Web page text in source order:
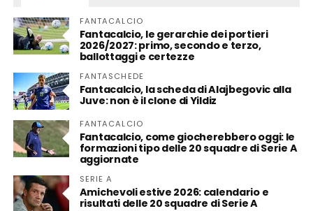
FANTACALCIO
Fantacalcio, le gerarchie dei portieri
2026/2027: primo, secondo e terzo,
ballottaggi e certezze
FANTASCHEDE
Fantacalcio, la scheda di Alajbegovic alla
Juve: non è il clone di Yildiz
FANTACALCIO
Fantacalcio, come giocherebbero oggi: le
formazioni tipo delle 20 squadre di Serie A
aggiornate
SERIE A
Amichevoli estive 2026: calendario e
risultati delle 20 squadre di Serie A